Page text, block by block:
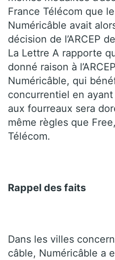
France Télécom que
Numéricâble avait
décision de l’ARCEP
La Lettre A rapporte
donné raison à
Numéricâble, qui
concurrentiel en
aux fourreaux sera
même règles que
Télécom.
Rappel des faits
Dans les villes
câble, Numéricâble a